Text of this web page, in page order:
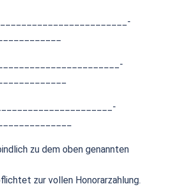
zu dem oben genannten
zur vollen Honorarzahlung.